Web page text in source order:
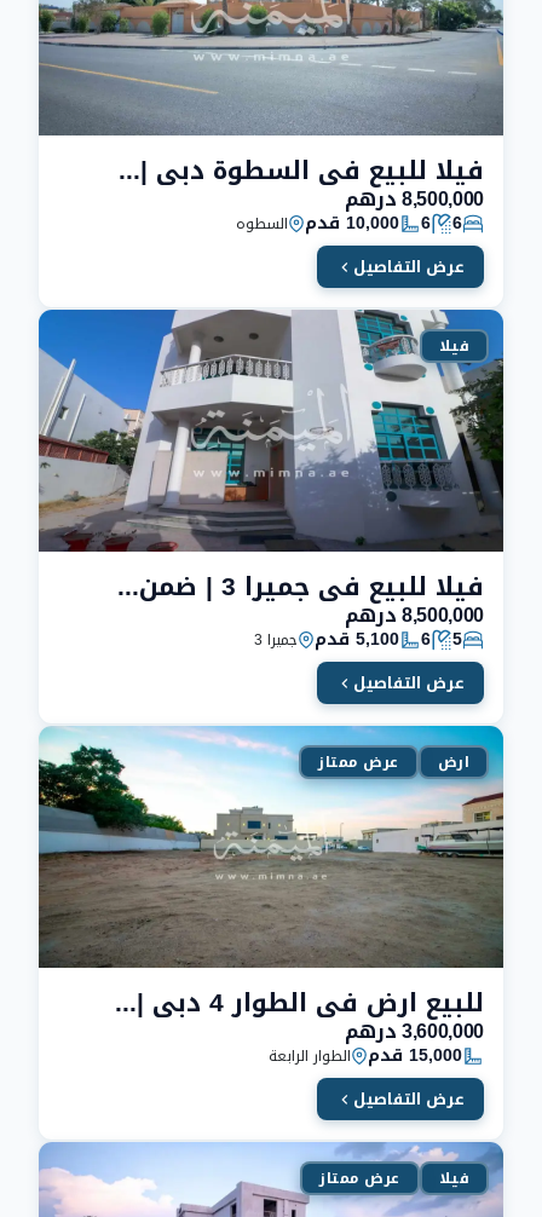
فيلا للبيع في السطوة دبي | خلف ابراج شارع الشيخ زايد
8,500,000 درهم
6
6 10,000 قدم السطوه
عرض التفاصيل
فيلا
فيلا للبيع في جميرا 3 | ضمن ارقي احياء جميرا
8,500,000 درهم
5
6 5,100 قدم جميرا 3
عرض التفاصيل
ارض عرض ممتاز
للبيع ارض في الطوار 4 دبي | ارخص ارض معروضة
3,600,000 درهم
15,000 قدم الطوار الرابعة
عرض التفاصيل
فيلا عرض ممتاز